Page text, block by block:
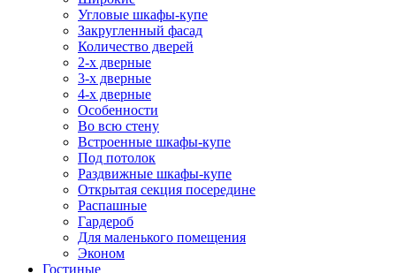
Угловые шкафы-купе
Закругленный фасад
Количество дверей
2-х дверные
3-х дверные
4-х дверные
Особенности
Во всю стену
Встроенные шкафы-купе
Под потолок
Раздвижные шкафы-купе
Открытая секция посередине
Распашные
Гардероб
Для маленького помещения
Эконом
Гостиные